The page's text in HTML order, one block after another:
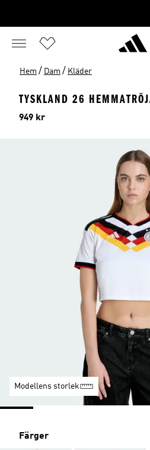
Hem / Dam / Kläder
TYSKLAND 26
Pris
949 kr
Modellens storlek
Färger